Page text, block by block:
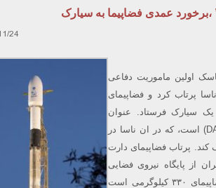
عمدی فضاپیما به سیارک
24
اولین ماموریت دفاعی
پرتاب کرد و فضاپیمای
سیارک فرستاد. عنوان
مأموریت آزمایش تغییر جهت دوگانه سیارک (یا DART) است، که در ان ناسا در
پرتاب فضاپیمای دارت
۹ ساعت ۹:۵۰ به وقت ایران از پایگاه نیروی فضایی
واندنبرگ در کالیفرنیا صورت گرفت. “دارت” یک فضاپیمای ۳۳۰ کیلوگرمی است